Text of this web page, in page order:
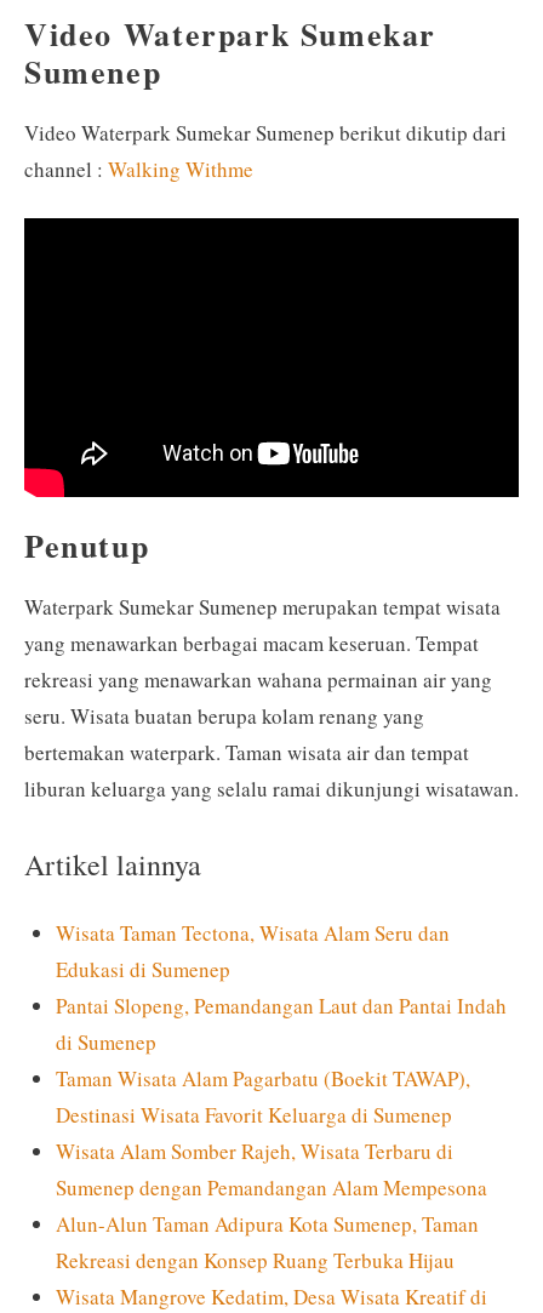
Video Waterpark Sumekar
Sumenep
Video Waterpark Sumekar Sumenep berikut dikutip dari
channel : Walking Withme
Penutup
Waterpark Sumekar Sumenep merupakan tempat wisata
yang menawarkan berbagai macam keseruan. Tempat
rekreasi yang menawarkan wahana permainan air yang
seru. Wisata buatan berupa kolam renang yang
bertemakan waterpark. Taman wisata air dan tempat
liburan keluarga yang selalu ramai dikunjungi wisatawan.
Artikel lainnya
Wisata Taman Tectona, Wisata Alam Seru dan
Edukasi di Sumenep
Pantai Slopeng, Pemandangan Laut dan Pantai Indah
di Sumenep
Taman Wisata Alam Pagarbatu (Boekit TAWAP),
Destinasi Wisata Favorit Keluarga di Sumenep
Wisata Alam Somber Rajeh, Wisata Terbaru di
Sumenep dengan Pemandangan Alam Mempesona
Alun-Alun Taman Adipura Kota Sumenep, Taman
Rekreasi dengan Konsep Ruang Terbuka Hijau
Wisata Mangrove Kedatim, Desa Wisata Kreatif di